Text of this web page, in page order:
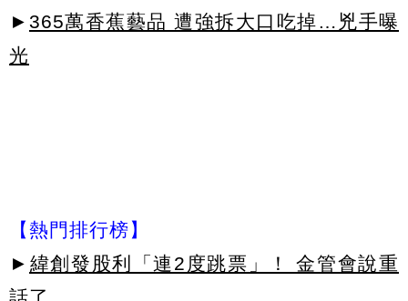
► 365萬香蕉藝品 遭強拆大口吃掉…兇手曝
光
【熱門排行榜】
► 緯創發股利「連2度跳票」！ 金管會說重
話了